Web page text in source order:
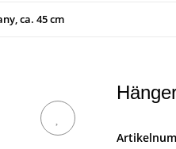
ca. 45 cm